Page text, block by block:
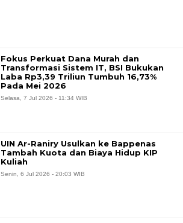
Fokus Perkuat Dana Murah dan
Transformasi Sistem IT, BSI Bukukan
Laba Rp3,39 Triliun Tumbuh 16,73%
Pada Mei 2026
Selasa, 7 Jul 2026 - 11:34 WIB
UIN Ar-Raniry Usulkan ke Bappenas
Tambah Kuota dan Biaya Hidup KIP
Kuliah
Senin, 6 Jul 2026 - 20:03 WIB